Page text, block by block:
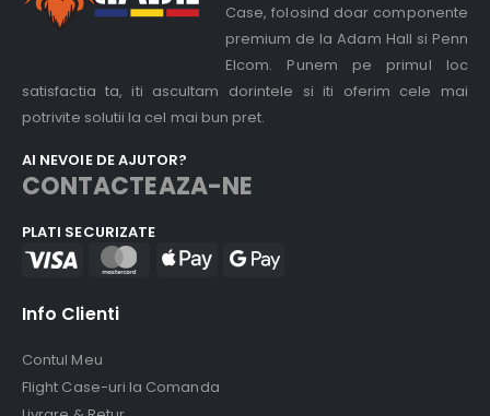
Case, folosind doar componente
premium de la Adam Hall si Penn
Elcom. Punem pe primul loc
satisfactia ta, iti ascultam dorintele si iti oferim cele mai
potrivite solutii la cel mai bun pret.
AI NEVOIE DE AJUTOR?
CONTACTEAZA-NE
PLATI SECURIZATE
Info Clienti
Contul Meu
Flight Case-uri la Comanda